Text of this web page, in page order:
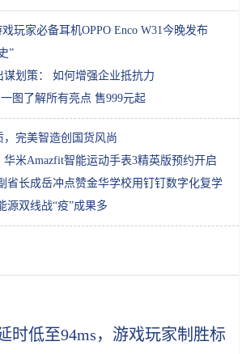
玩家必备耳机OPPO Enco W31今晚发布
”
谋划策： 如何增强企业抵抗力
图了解所有亮点 售999元起
完美智造创国货风尚
米Amazfit智能运动手表3精英版预约开启
省长成岳冲点赞金华学校用钉钉数字化复学
源双线战“疫”成果多
时低至94ms，游戏玩家制胜标